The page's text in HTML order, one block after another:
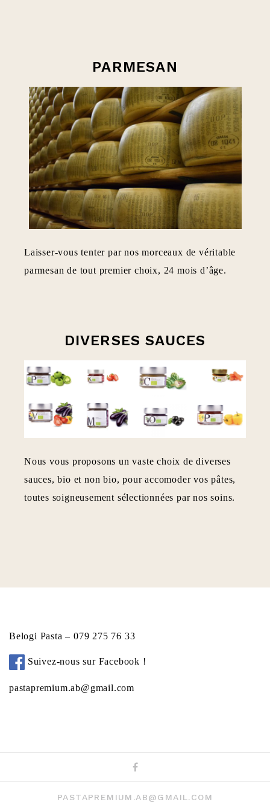
PARMESAN
Laisser-vous tenter par nos morceaux de véritable
parmesan de tout premier choix, 24 mois d’âge.
DIVERSES SAUCES
Nous vous proposons un vaste choix de diverses
sauces, bio et non bio, pour accomoder vos pâtes,
toutes soigneusement sélectionnées par nos soins.
Belogi Pasta – 079 275 76 33
Suivez-nous sur Facebook !
pastapremium.ab@gmail.com
Facebook
PASTAPREMIUM.AB@GMAIL.COM